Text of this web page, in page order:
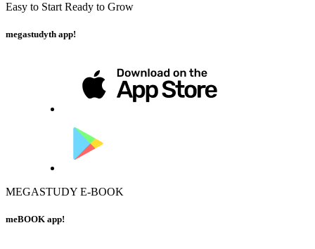
Easy to Start Ready to Grow
megastudyth app!
MEGASTUDY E-BOOK
meBOOK app!